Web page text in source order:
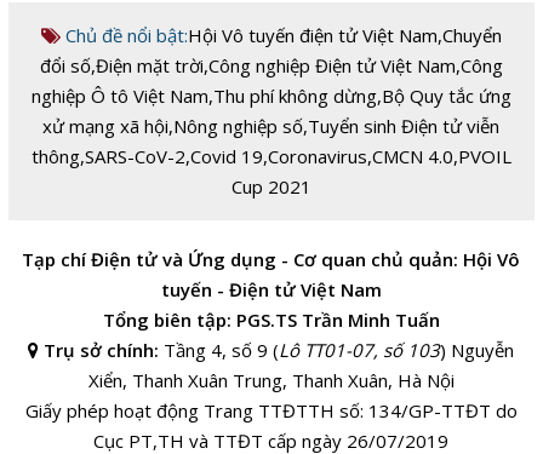
Chủ đề nổi bật:Hội Vô tuyến điện tử Việt Nam,Chuyển
đổi số,Điện mặt trời,Công nghiệp Điện tử Việt Nam,Công
nghiệp Ô tô Việt Nam,Thu phí không dừng,Bộ Quy tắc ứng
xử mạng xã hội,Nông nghiệp số,Tuyển sinh Điện tử viễn
thông,SARS-CoV-2,Covid 19,Coronavirus,CMCN 4.0,PVOIL
Cup 2021
Tạp chí Điện tử và Ứng dụng - Cơ quan chủ quản: Hội Vô
tuyến - Điện tử Việt Nam
Tổng biên tập: PGS.TS Trần Minh Tuấn
Trụ sở chính: Tầng 4, số 9 (Lô TT01-07, số 103) Nguyễn
Xiển, Thanh Xuân Trung, Thanh Xuân, Hà Nội
Giấy phép hoạt động Trang TTĐTTH số: 134/GP-TTĐT do
Cục PT,TH và TTĐT cấp ngày 26/07/2019